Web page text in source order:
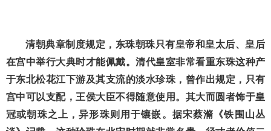
清朝典章制度规定，东珠朝珠只有皇帝和皇太后、皇后
在宫中举行大典时才能佩戴。清代皇室非常看重东珠这种产
于东北松花江下游及其支流的淡水珍珠，曾作出规定，只有
宫中可以支配，王侯大臣不得随意使用。其大而圆者饰于皇
冠或朝珠之上，异形珠则用于镶嵌。据宋蔡滫《铁围山丛